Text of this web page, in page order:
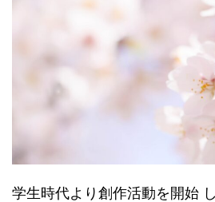
学生時代より創作活動を開始